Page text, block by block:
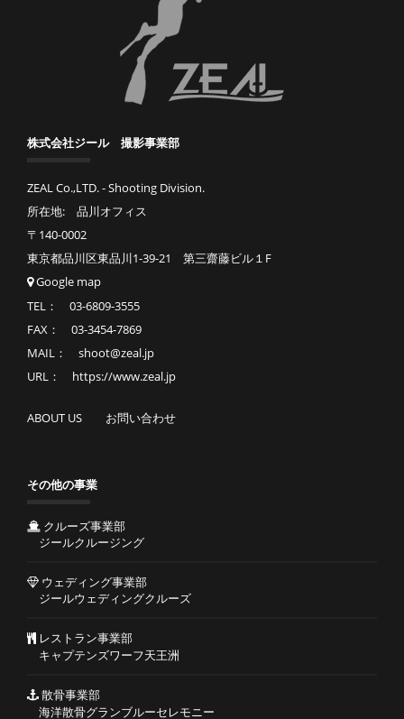
株式会社ジール 撮影事業部
ZEAL Co.,LTD. - Shooting Division.
所在地: 品川オフィス
〒140-0002
東京都品川区東品川1-39-21 第三齋藤ビル１F
Google map
TEL： 03-6809-3555
FAX： 03-3454-7869
MAIL： shoot@zeal.jp
URL： https://www.zeal.jp
ABOUT US お問い合わせ
その他の事業
クルーズ事業部
ジールクルージング
ウェディング事業部
ジールウェディングクルーズ
レストラン事業部
キャプテンズワーフ天王洲
散骨事業部
海洋散骨グランブルーセレモニー